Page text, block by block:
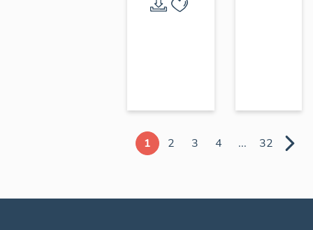
1 2 3 4 ... 32